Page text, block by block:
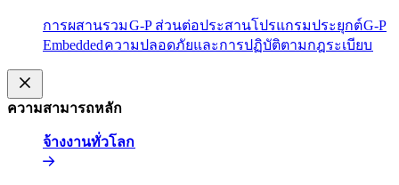
การผสานรวม​​G-P ส่วนต่อประสานโปรแกรมประยุกต์​​G-P
Embedded​​ความปลอดภัยและการปฏิบัติตามกฎระเบียบ​​
ความสามารถหลัก​​
จ้างงานทั่วโลก​​